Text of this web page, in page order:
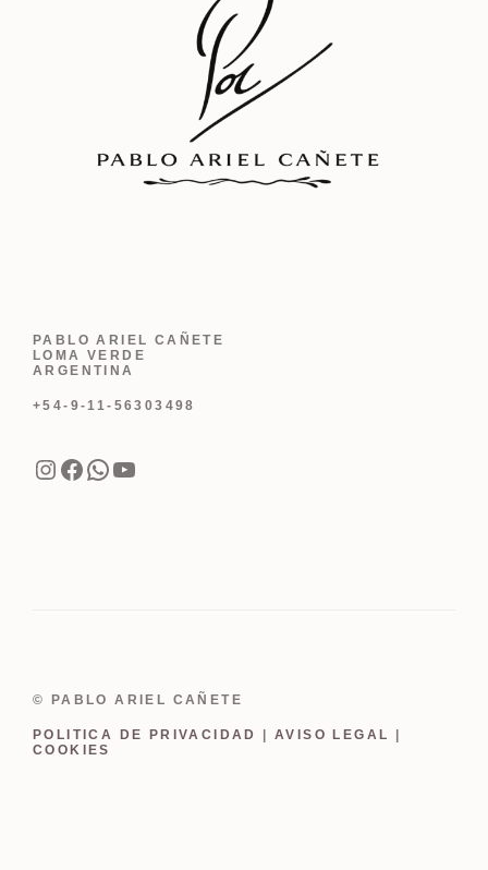
PABLO ARIEL CAÑETE
LOMA VERDE
ARGENTINA
+54-9-11-56303498
Instagram
Facebook
WhatsApp
YouTube
© PABLO ARIEL CAÑETE
POLITICA DE PRIVACIDAD |AVISO LEGAL
COOKIES